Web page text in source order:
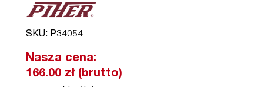
SKU: P34054
Nasza cena:
166.00 zł (brutto)